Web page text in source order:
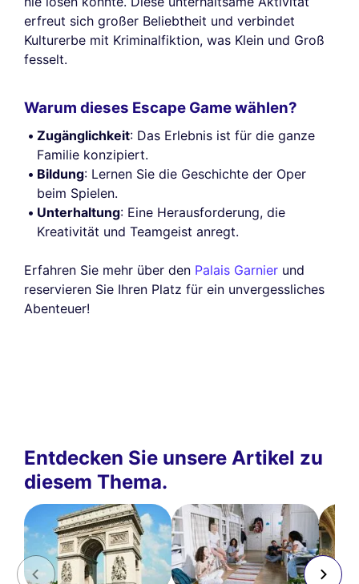
erfreut sich großer Beliebtheit und verbindet
Kulturerbe mit Kriminalfiktion, was Klein und Groß
fesselt.
Warum dieses Escape Game wählen?
Zugänglichkeit: Das Erlebnis ist für die ganze
Familie konzipiert.
Bildung: Lernen Sie die Geschichte der Oper
beim Spielen.
Unterhaltung: Eine Herausforderung, die
Kreativität und Teamgeist anregt.
Erfahren Sie mehr über den Palais Garnier und
reservieren Sie Ihren Platz für ein unvergessliches
Abenteuer!
Entdecken Sie unsere Artikel zu
diesem Thema.